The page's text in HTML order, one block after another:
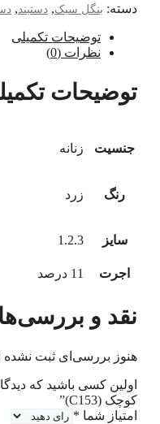
دسته: بنگل سبک, دستبند ,
توضیحات تکمیلی
نظرات (0)
توضیحات
جنسیت زنانه
رنگ زرد
سایز 1.2.3
اجرت 11 درصد
نقد و بررسی‌ها
هنوز بررسی‌ای ثبت
اولین کسی باشید که
کوچک (C153)”
امتیاز شما *